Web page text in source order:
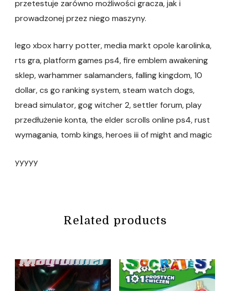
przetestuje zarówno możliwości gracza, jak i
prowadzonej przez niego maszyny.
lego xbox harry potter, media markt opole karolinka,
rts gra, platform games ps4, fire emblem awakening
sklep, warhammer salamanders, falling kingdom, 10
dollar, cs go ranking system, steam watch dogs,
bread simulator, gog witcher 2, settler forum, play
przedłużenie konta, the elder scrolls online ps4, rust
wymagania, tomb kings, heroes iii of might and magic
yyyyy
Related products